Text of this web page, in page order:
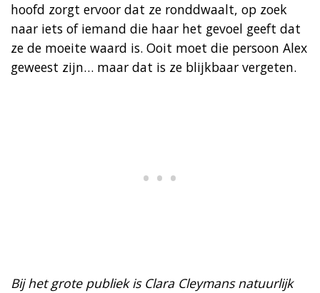
hoofd zorgt ervoor dat ze ronddwaalt, op zoek
naar iets of iemand die haar het gevoel geeft dat
ze de moeite waard is. Ooit moet die persoon Alex
geweest zijn… maar dat is ze blijkbaar vergeten.
Bij het grote publiek is Clara Cleymans natuurlijk